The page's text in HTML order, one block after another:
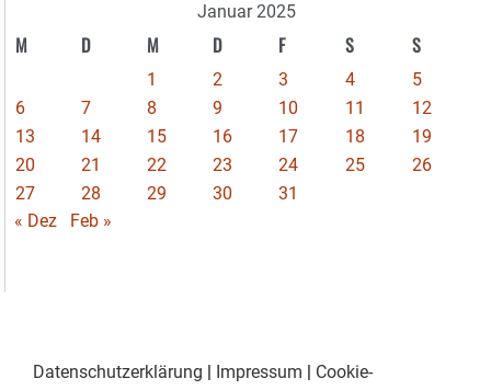
Januar 2025
M D M D F S S
1 2 3 4
5
6
7 8 9 10 11
12
13
14 15 16 17 18
19
20
21 22 23 24 25
26
27
28 29 30
31
« Dez
Feb »
Datenschutzerklärung | Impressum | Cookie-